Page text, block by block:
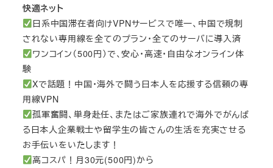
快適ネット
日系中国滞在者向けVPNサービスで唯一、中国で規制
されない専用線を全てのプラン・全てのサーバに導入済
ワンコイン（500円）で、安心・高速・自由なオンライン体
験
Xで話題！中国・海外で闘う日本人を応援する信頼の専
用線VPN
孤軍奮闘、単身赴任、またはご家族連れで海外でがんば
る日本人企業戦士や留学生の皆さんの生活を充実させる
お手伝いをいたします！
高コスパ！月30元(500円)から